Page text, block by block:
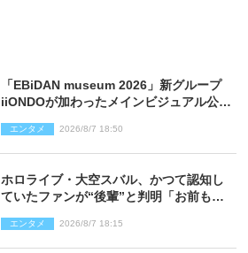
「EBiDAN museum 2026」新グループ
iiONDOが加わったメインビジュアル公
エンタメ 2026/8/7 18:50
ホロライブ・大空スバル、かつて認知し
ていたファンが“後輩”と判明「お前もし
エンタメ 2026/8/7 18:15